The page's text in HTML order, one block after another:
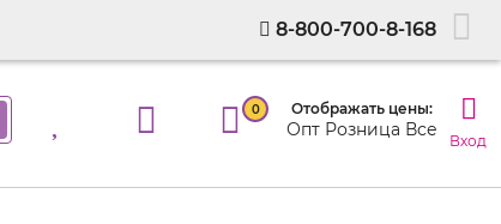
8-800-700-8-168
0 Отображать цены:
Опт Розница Все Вход